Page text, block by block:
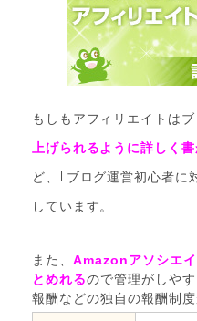
もしもアフィリエイトは
上げられるように詳しく
ど、｢ブログ運営初心者に
しています。
また、 Amazonアソシエ
とめれるので管理がしや
報酬などの独自の報酬制度